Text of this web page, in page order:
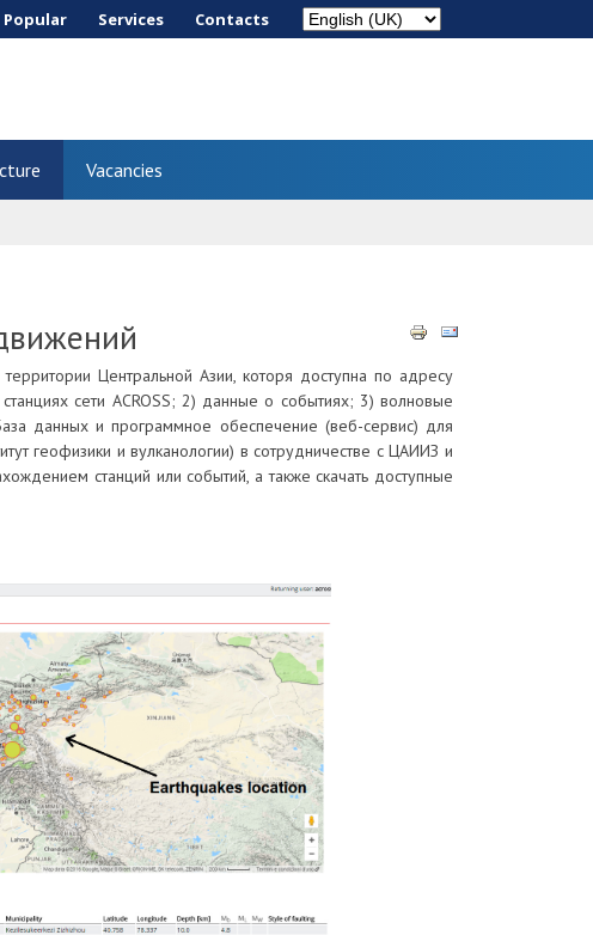
Popular Services Сontacts
Vacancies
Центральной Азии, которя доступна по адресу
сети ACROSS; 2) данные о событиях; 3) волновые
данных и программное обеспечение (веб-сервис) для
геофизики и вулканологии) в сотрудничестве с ЦАИИЗ и
станций или событий, а также скачать доступные